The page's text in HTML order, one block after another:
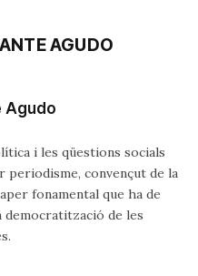
AGUDO
Agudo
i les qüestions socials
periodisme, convençut de la
fonamental que ha de
democratització de les